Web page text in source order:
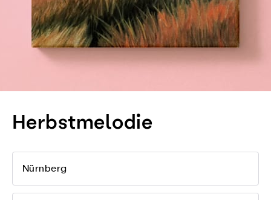
Herbstmelodie
Nürnberg